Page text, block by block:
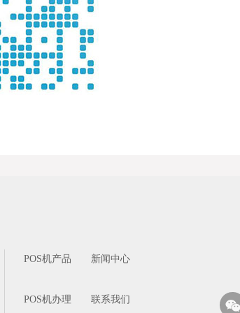
POS机产品
POS机办理
新闻中心
联系我们